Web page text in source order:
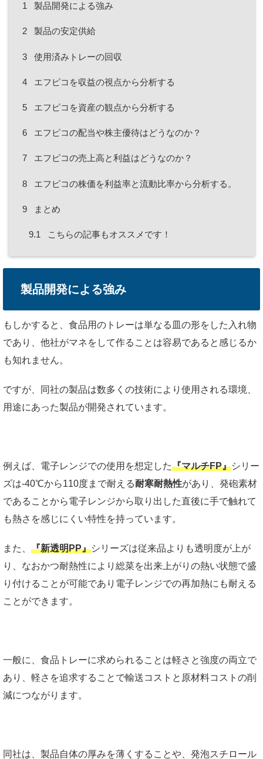
1 製品開発による強み
2 製品の安定供給
3 使用済みトレーの回収
4 エフピコを収益の視点から分析する
5 エフピコを資産の観点から分析する
6 エフピコの配当や株主優待はどうなのか？
7 エフピコの売上高と利益はどうなのか？
8 エフピコの株価を利益率と流動比率から分析する。
9 まとめ
9.1 こちらの記事もオススメです！
製品開発による強み
もしかすると、食品用のトレーは単なる皿の形をした入れ物
であり、他社がマネをして作ることは容易であると感じるか
も知れません。
ですが、同社の製品は数多くの技術により使用される環境、
用途にあった製品が開発されています。
例えば、電子レンジでの使用を想定した『マルチFP』シリー
ズは-40℃から110度まで耐える耐寒耐熱性があり、発砲素材
であることから電子レンジから取り出した直後に手で触れて
も熱さを感じにくい特性を持っています。
また、 『新透明PP』シリーズは従来品よりも透明度が上が
り、なおかつ耐熱性により総菜を出来上がりの熱い状態で盛
り付けることが可能であり電子レンジでの再加熱にも耐える
ことができます。
一般に、食品トレーに求められることは軽さと強度の両立で
あり、軽さを追求することで輸送コストと原材料コストの削
減につながります。
同社は、製品自体の厚みを薄くすることや、発泡スチロール